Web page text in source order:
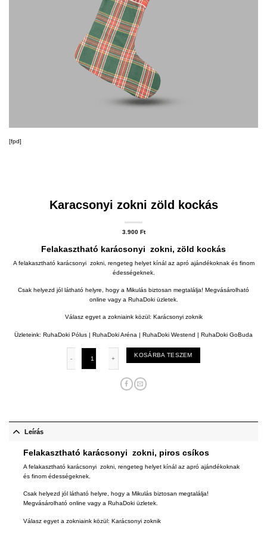
[fpd]
Karacsonyi zokni zöld kockás
3.900 Ft
Felakasztható karácsonyi zokni, zöld kockás
A felakasztható karácsonyi zokni, rengeteg helyet kínál az apró ajándékoknak és finom
édességeknek.
Csak helyezd jól látható helyre, hogy a Mikulás biztosan megtalálja! Megvásárolható
online vagy a RuhaDoki üzletek.
Válasz egyet a zokniaink közül: Karácsonyi zoknik
Üzleteink: RuhaDoki Pólus | RuhaDoki Aréna | RuhaDoki Westend | RuhaDoki GoBuda
Karacsonyi zokni zöld kockás mennyiség
KOSÁRBA TESZEM
Leírás
Felakasztható karácsonyi zokni, piros csíkos
A felakasztható karácsonyi zokni, rengeteg helyet kínál az apró ajándékoknak
és finom édességeknek.
Csak helyezd jól látható helyre, hogy a Mikulás biztosan megtalálja!
Megvásárolható online vagy a RuhaDoki üzletek.
Válasz egyet a zokniaink közül: Karácsonyi zoknik